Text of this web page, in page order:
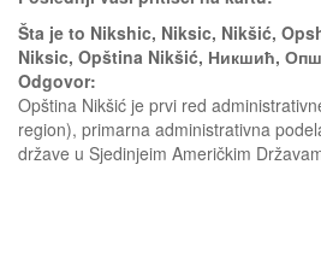
Šta je to Nikshic, Niksic, Nikšić,
Niksic, Opština Nikšić, Никшић,
Odgovor:
Opština Nikšić je prvi red
region), primarna administrativna
države u Sjedinjeim Američkim